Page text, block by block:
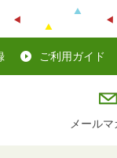
ご利用ガイド
メール